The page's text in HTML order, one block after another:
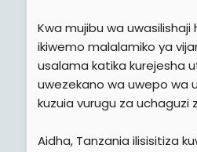
Kwa mujibu wa
ikiwemo malalamiko ya
usalama katika kurejesha
uwezekano wa uwepo wa
kuzuia vurugu za uchaguzi
Aidha, Tanzania ilisisitiza